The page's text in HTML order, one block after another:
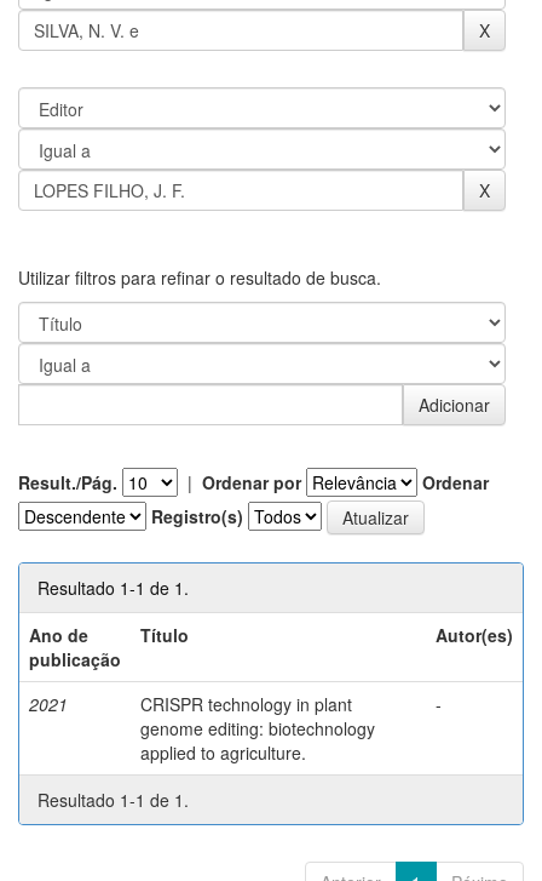
Utilizar filtros para refinar o resultado de busca.
Result./Pág. | Ordenar por
Ordenar
Registro(s)
Resultado 1-1 de 1.
Ano de
publicação
Título Autor(es)
2021
CRISPR technology in plant
genome editing: biotechnology
applied to agriculture.
-
Resultado 1-1 de 1.